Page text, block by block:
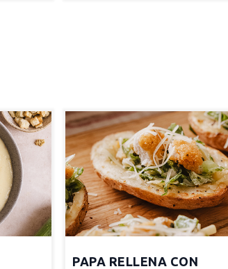
PAPA RELLENA CON